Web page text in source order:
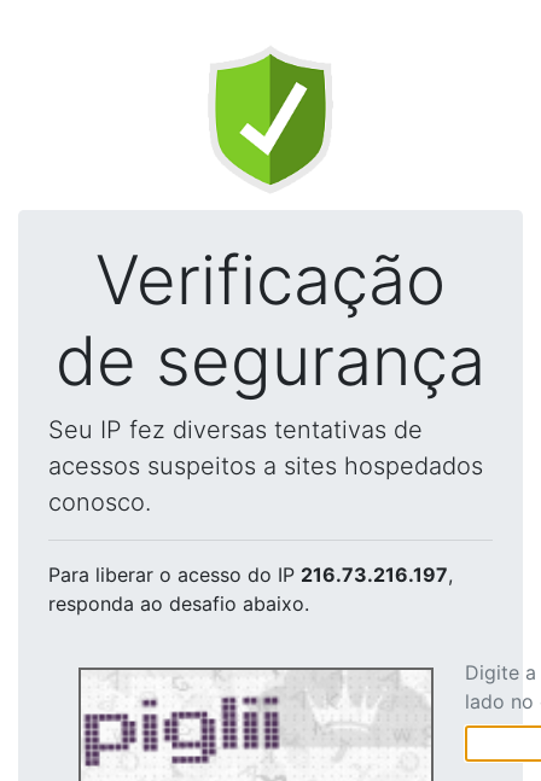
Verificação
de segurança
Seu IP fez diversas tentativas de
acessos suspeitos a sites hospedados
conosco.
Para liberar o acesso do IP 216.73.216.197,
responda ao desafio abaixo.
Digite
lado no